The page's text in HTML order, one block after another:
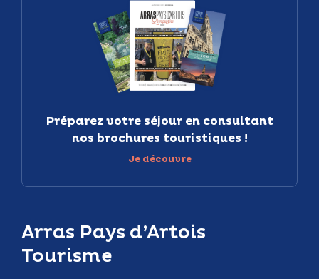
Arras Pays d’Artois
Tourisme
Préparez votre séjour en consultant
nos brochures touristiques !
Je découvre